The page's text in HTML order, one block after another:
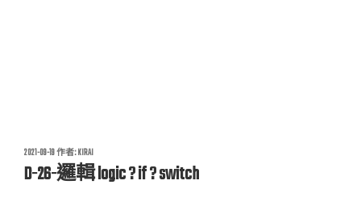
發
佈
於
2021-09-19作者:KIRAI
D-26-邏輯 logic ? if ? switch